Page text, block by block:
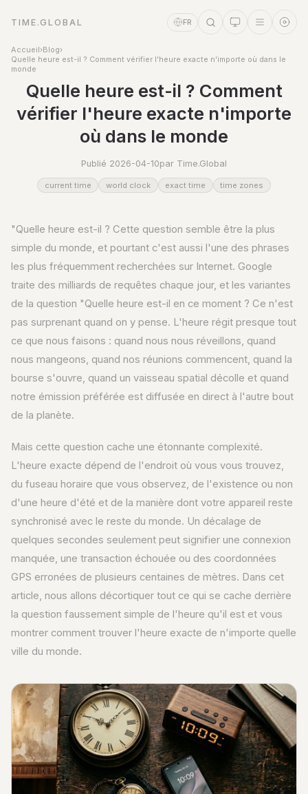
TIME.GLOBAL FR
Accueil›Blog›
Quelle heure est-il ? Comment vérifier l'heure exacte n'importe où dans le
monde
Quelle heure est-il ? Comment
vérifier l'heure exacte n'importe
où dans le monde
Publié 2026-04-10par Time.Global
current time world clock exact time time zones
"Quelle heure est-il ? Cette question semble être la plus
simple du monde, et pourtant c'est aussi l'une des phrases
les plus fréquemment recherchées sur Internet. Google
traite des milliards de requêtes chaque jour, et les variantes
de la question "Quelle heure est-il en ce moment ? Ce n'est
pas surprenant quand on y pense. L'heure régit presque tout
ce que nous faisons : quand nous nous réveillons, quand
nous mangeons, quand nos réunions commencent, quand la
bourse s'ouvre, quand un vaisseau spatial décolle et quand
notre émission préférée est diffusée en direct à l'autre bout
de la planète.
Mais cette question cache une étonnante complexité.
L'heure exacte dépend de l'endroit où vous vous trouvez,
du fuseau horaire que vous observez, de l'existence ou non
d'une heure d'été et de la manière dont votre appareil reste
synchronisé avec le reste du monde. Un décalage de
quelques secondes seulement peut signifier une connexion
manquée, une transaction échouée ou des coordonnées
GPS erronées de plusieurs centaines de mètres. Dans cet
article, nous allons décortiquer tout ce qui se cache derrière
la question faussement simple de l'heure qu'il est et vous
montrer comment trouver l'heure exacte de n'importe quelle
ville du monde.
Online